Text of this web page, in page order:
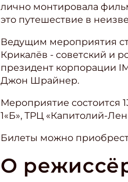
лично монтировала
это путешествие в
Ведущим мероприятия
Крикалёв - советский и
президент корпорации
Джон Шрайнер.
Мероприятие состоится
1«Б», ТРЦ «Капитолий-
Билеты можно
О